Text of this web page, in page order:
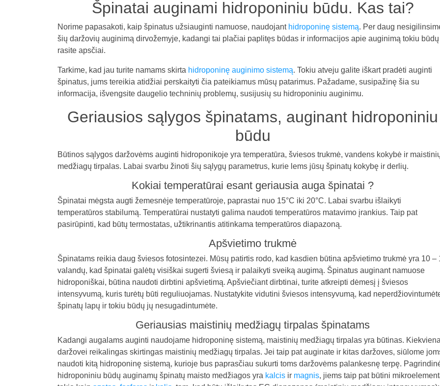
Špinatai auginami hidroponiniu būdu. Kas tai?
Norime papasakoti, kaip špinatus užsiauginti namuose, naudojant hidroponinę sistemą. Per daug
šių daržovių auginimą dirvožemyje, kadangi tai plačiai paplitęs būdas ir informacijos apie auginimą tokiu būdų
rasite apsčiai.
Tarkime, kad jau turite namams skirta hidroponinę auginimo sistemą. Tokiu atveju galite iškart pradėti auginti
špinatus, jums tereikia atidžiai perskaityti čia pateikiamus mūsų patarimus. Pažadame, susipažinę šia su
informacija, išvengsite daugelio techninių problemų, susijusių su hidroponiniu auginimu.
Geriausios sąlygos špinatams, auginant hidroponiniu
būdu
Būtinos sąlygos daržovėms auginti hidroponikoje yra temperatūra, šviesos trukmė, vandens kokybė ir
medžiagų tirpalas. Labai svarbu žinoti šių sąlygų parametrus, kurie lems jūsų špinatų kokybę ir derlių.
Kokiai temperatūrai esant geriausia auga špinatai ?
Špinatai mėgsta augti žemesnėje temperatūroje, paprastai nuo 15°C iki 20°C. Labai svarbu išlaikyti
temperatūros stabilumą. Temperatūrai nustatyti galima naudoti temperatūros matavimo įrankius. Taip pat
pasirūpinti, kad būtų termostatas, užtikrinantis atitinkama temperatūros diapazoną.
Apšvietimo trukmė
Špinatams reikia daug šviesos fotosintezei. Mūsų patirtis rodo, kad kasdien būtina apšvietimo trukmė yra 10 –
valandų, kad špinatai galėtų visiškai sugerti šviesą ir palaikyti sveiką augimą. Špinatus auginant namuose
hidroponiškai, būtina naudoti dirbtini apšvietimą. Apšviečiant dirbtinai, turite atkreipti dėmesį į šviesos
intensyvumą, kuris turėtų būti reguliuojamas. Nustatykite vidutini šviesos intensyvumą, kad
špinatų lapų ir tokiu būdų jų nesugadintumėte.
Geriausias maistinių medžiagų tirpalas špinatams
Kadangi augalams auginti naudojame hidroponinę sistemą, maistinių medžiagų tirpalas yra būtinas.
daržovei reikalingas skirtingas maistinių medžiagų tirpalas. Jei taip pat auginate ir kitas daržoves, siūlome
naudoti kitą hidroponinę sistemą, kurioje bus paprasčiau sukurti toms daržovėms palankesnę terpę.
hidroponiniu būdų auginamų špinatų maisto medžiagos yra kalcis ir magnis, jiems taip pat būtini